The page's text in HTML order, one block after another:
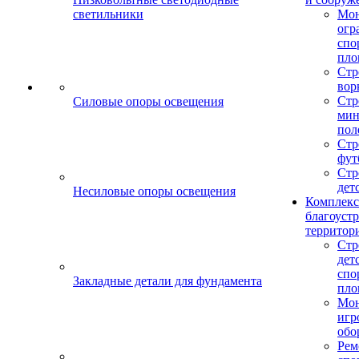
светильники
Силовые опоры освещения
Несиловые опоры освещения
Закладные детали для фундамента